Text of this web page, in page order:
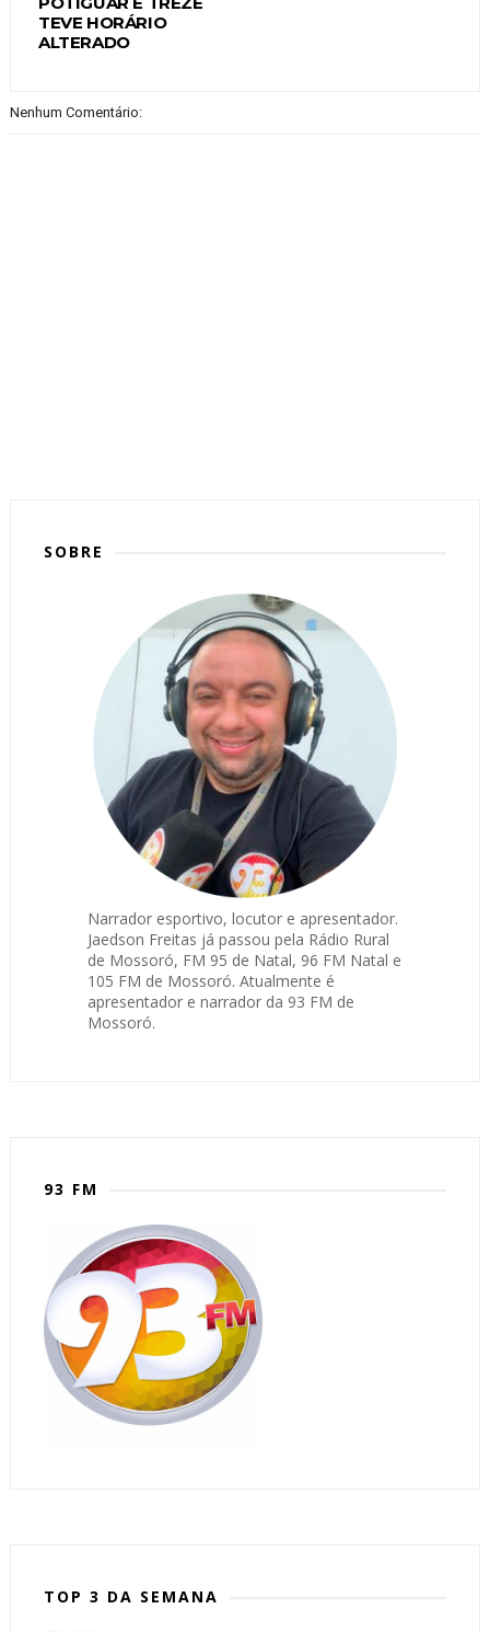
TEVE HORÁRIO
ALTERADO
Nenhum Comentário:
SOBRE
Narrador esportivo, locutor e apresentador.
Jaedson Freitas já passou pela Rádio Rural
de Mossoró, FM 95 de Natal, 96 FM Natal e
105 FM de Mossoró. Atualmente é
apresentador e narrador da 93 FM de
Mossoró.
93 FM
TOP 3 DA SEMANA